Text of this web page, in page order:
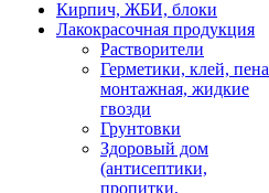
Кирпич, ЖБИ, блоки
Лакокрасочная продукция
Растворители
Герметики, клей, пена
монтажная, жидкие
гвозди
Грунтовки
Здоровый дом
(антисептики,
пропитки,